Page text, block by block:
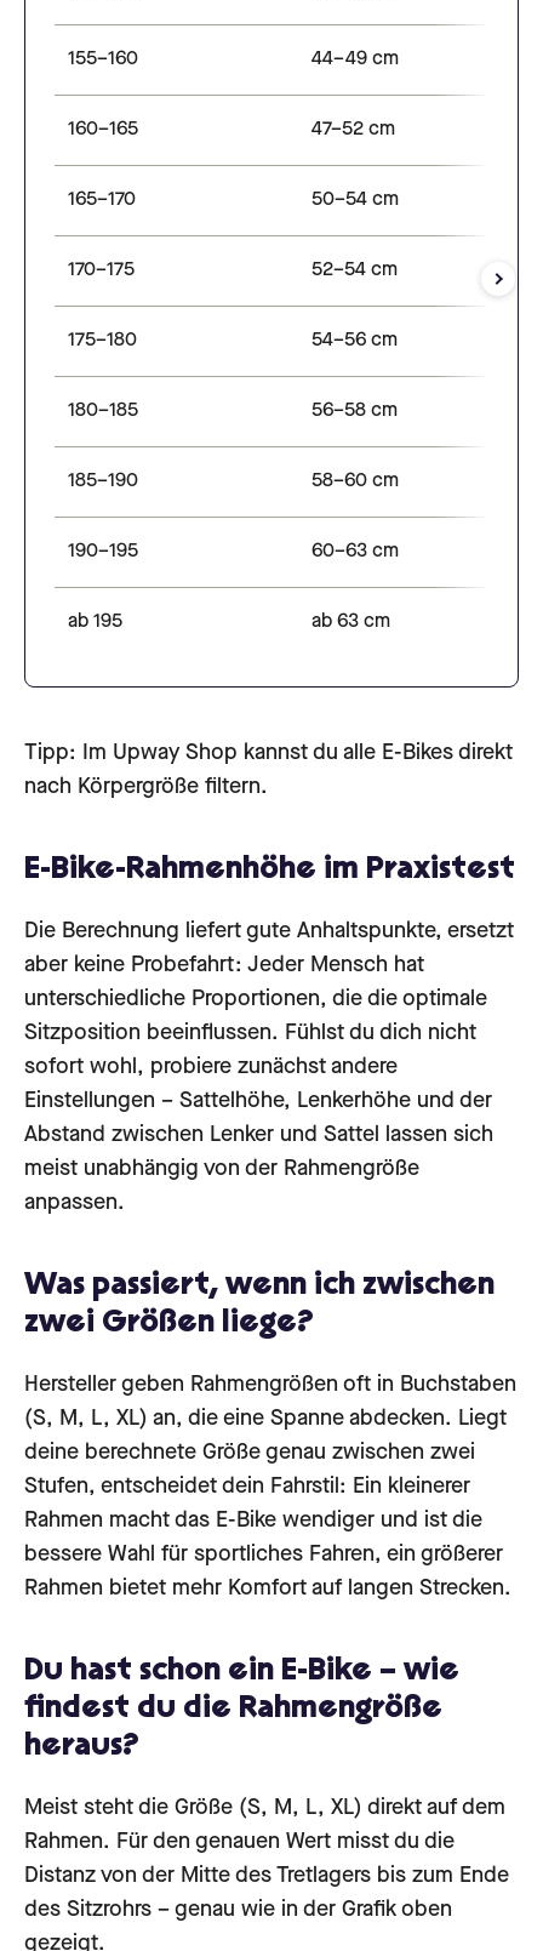
155–160 44–49 cm
160–165 47–52 cm
165–170 50–54 cm
170–175 52–54 cm
175–180 54–56 cm
180–185 56–58 cm
185–190 58–60 cm
190–195 60–63 cm
ab 195 ab 63 cm
Tipp: Im Upway Shop kannst du alle E-Bikes direkt
nach Körpergröße filtern.
E-Bike-Rahmenhöhe im Praxistest
Die Berechnung liefert gute Anhaltspunkte, ersetzt
aber keine Probefahrt: Jeder Mensch hat
unterschiedliche Proportionen, die die optimale
Sitzposition beeinflussen. Fühlst du dich nicht
sofort wohl, probiere zunächst andere
Einstellungen – Sattelhöhe, Lenkerhöhe und der
Abstand zwischen Lenker und Sattel lassen sich
meist unabhängig von der Rahmengröße
anpassen.
Was passiert, wenn ich zwischen
zwei Größen liege?
Hersteller geben Rahmengrößen oft in Buchstaben
(S, M, L, XL) an, die eine Spanne abdecken. Liegt
deine berechnete Größe genau zwischen zwei
Stufen, entscheidet dein Fahrstil: Ein kleinerer
Rahmen macht das E-Bike wendiger und ist die
bessere Wahl für sportliches Fahren, ein größerer
Rahmen bietet mehr Komfort auf langen Strecken.
Du hast schon ein E-Bike – wie
findest du die Rahmengröße
heraus?
Meist steht die Größe (S, M, L, XL) direkt auf dem
Rahmen. Für den genauen Wert misst du die
Distanz von der Mitte des Tretlagers bis zum Ende
des Sitzrohrs – genau wie in der Grafik oben
gezeigt.